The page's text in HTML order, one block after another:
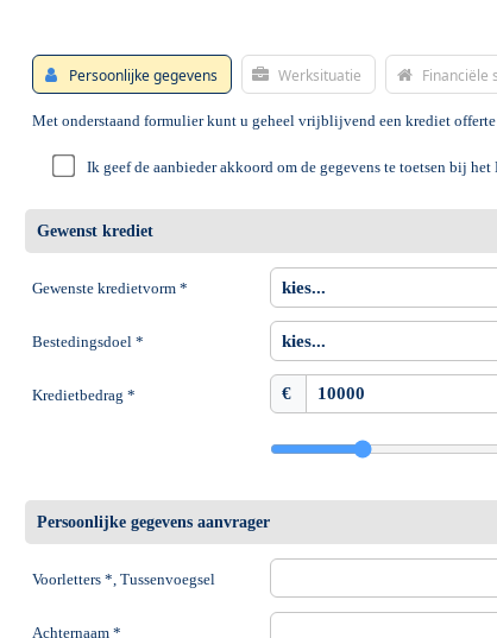
Persoonlijke gegevens Werksituatie Financiële
Met onderstaand formulier kunt u geheel vrijblijvend een krediet
Ik geef de aanbieder akkoord om de gegevens te toetsen bij
Gewenst krediet
Gewenste kredietvorm *
Bestedingsdoel *
Kredietbedrag * €
Persoonlijke gegevens aanvrager
Voorletters *, Tussenvoegsel
Achternaam *